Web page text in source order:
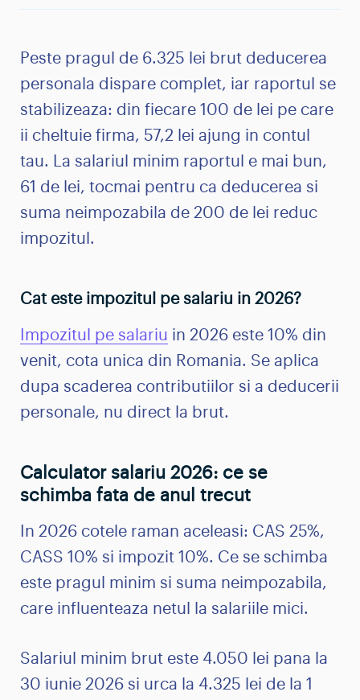
Peste pragul de 6.325 lei brut deducerea
personala dispare complet, iar raportul se
stabilizeaza: din fiecare 100 de lei pe care
ii cheltuie firma, 57,2 lei ajung in contul
tau. La salariul minim raportul e mai bun,
61 de lei, tocmai pentru ca deducerea si
suma neimpozabila de 200 de lei reduc
impozitul.
Cat este impozitul pe salariu in 2026?
Impozitul pe salariu in 2026 este 10% din
venit, cota unica din Romania. Se aplica
dupa scaderea contributiilor si a deducerii
personale, nu direct la brut.
Calculator salariu 2026: ce se
schimba fata de anul trecut
In 2026 cotele raman aceleasi: CAS 25%,
CASS 10% si impozit 10%. Ce se schimba
este pragul minim si suma neimpozabila,
care influenteaza netul la salariile mici.
Salariul minim brut este 4.050 lei pana la
30 iunie 2026 si urca la 4.325 lei de la 1